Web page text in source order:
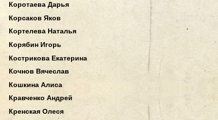
Коротаева Дарья
Корсаков Яков
Кортелева Наталья
Корябин Игорь
Кострикова Екатерина
Кочнов Вячеслав
Кошкина Алиса
Кравченко Андрей
Кренская Олеся